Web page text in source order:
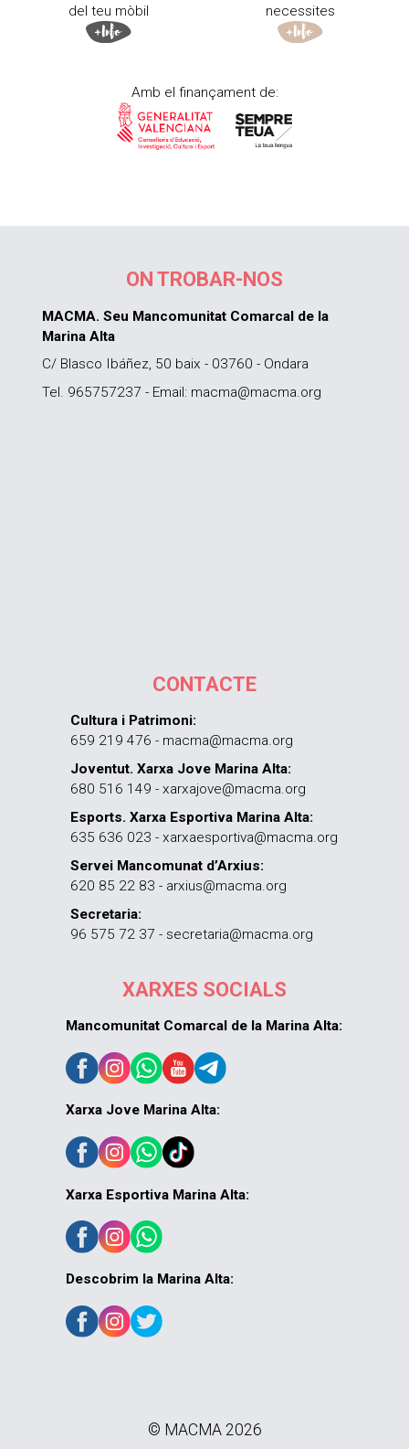
del teu mòbil
necessites
Amb el finançament de:
ON TROBAR-NOS
MACMA. Seu Mancomunitat Comarcal de la
Marina Alta
C/ Blasco Ibáñez, 50 baix - 03760 - Ondara
Tel. 965757237 - Email: macma@macma.org
CONTACTE
Cultura i Patrimoni:
659 219 476 - macma@macma.org
Joventut. Xarxa Jove Marina Alta:
680 516 149 - xarxajove@macma.org
Esports. Xarxa Esportiva Marina Alta:
635 636 023 - xarxaesportiva@macma.org
Servei Mancomunat d’Arxius:
620 85 22 83 - arxius@macma.org
Secretaria:
96 575 72 37 - secretaria@macma.org
XARXES SOCIALS
Mancomunitat Comarcal de la Marina Alta:
Xarxa Jove Marina Alta:
Xarxa Esportiva Marina Alta:
Descobrim la Marina Alta:
© MACMA 2026